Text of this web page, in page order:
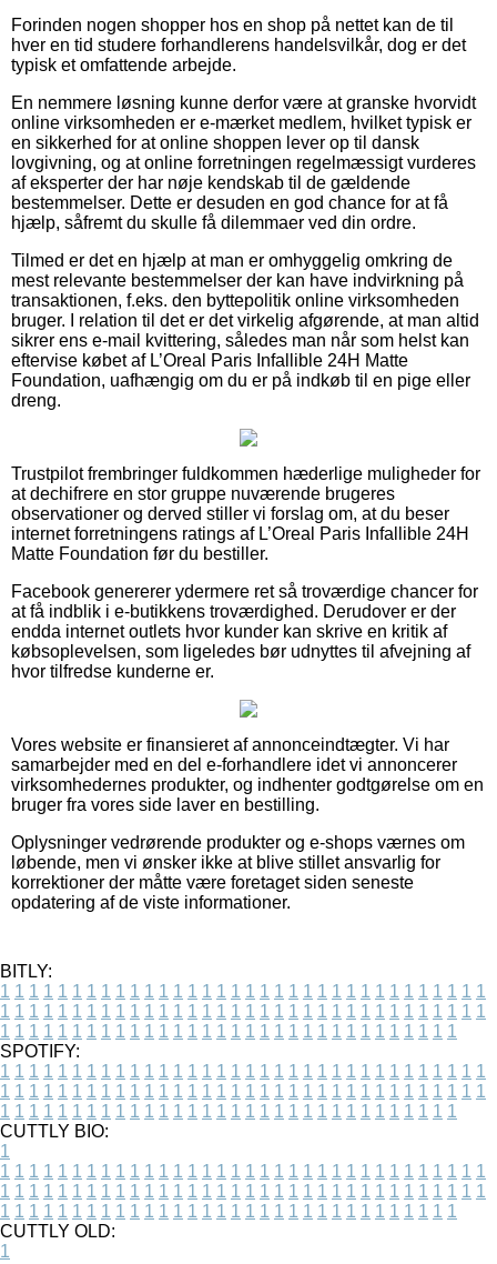
Forinden nogen shopper hos en shop på nettet kan de til
hver en tid studere forhandlerens handelsvilkår, dog er det
typisk et omfattende arbejde.
En nemmere løsning kunne derfor være at granske hvorvidt
online virksomheden er e-mærket medlem, hvilket typisk er
en sikkerhed for at online shoppen lever op til dansk
lovgivning, og at online forretningen regelmæssigt vurderes
af eksperter der har nøje kendskab til de gældende
bestemmelser. Dette er desuden en god chance for at få
hjælp, såfremt du skulle få dilemmaer ved din ordre.
Tilmed er det en hjælp at man er omhyggelig omkring de
mest relevante bestemmelser der kan have indvirkning på
transaktionen, f.eks. den byttepolitik online virksomheden
bruger. I relation til det er det virkelig afgørende, at man altid
sikrer ens e-mail kvittering, således man når som helst kan
eftervise købet af L’Oreal Paris Infallible 24H Matte
Foundation, uafhængig om du er på indkøb til en pige eller
dreng.
Trustpilot frembringer fuldkommen hæderlige muligheder for
at dechifrere en stor gruppe nuværende brugeres
observationer og derved stiller vi forslag om, at du beser
internet forretningens ratings af L’Oreal Paris Infallible 24H
Matte Foundation før du bestiller.
Facebook genererer ydermere ret så troværdige chancer for
at få indblik i e-butikkens troværdighed. Derudover er der
endda internet outlets hvor kunder kan skrive en kritik af
købsoplevelsen, som ligeledes bør udnyttes til afvejning af
hvor tilfredse kunderne er.
Vores website er finansieret af annonceindtægter. Vi har
samarbejder med en del e-forhandlere idet vi annoncerer
virksomhedernes produkter, og indhenter godtgørelse om en
bruger fra vores side laver en bestilling.
Oplysninger vedrørende produkter og e-shops værnes om
løbende, men vi ønsker ikke at blive stillet ansvarlig for
korrektioner der måtte være foretaget siden seneste
opdatering af de viste informationer.
BITLY:
1 1 1 1 1 1 1 1 1 1 1 1 1 1 1 1 1 1 1 1 1 1 1 1 1 1 1 1 1 1 1 1 1 1
1 1 1 1 1 1 1 1 1 1 1 1 1 1 1 1 1 1 1 1 1 1 1 1 1 1 1 1 1 1 1 1 1 1
1 1 1 1 1 1 1 1 1 1 1 1 1 1 1 1 1 1 1 1 1 1 1 1 1 1 1 1 1 1 1 1
SPOTIFY:
1 1 1 1 1 1 1 1 1 1 1 1 1 1 1 1 1 1 1 1 1 1 1 1 1 1 1 1 1 1 1 1 1 1
1 1 1 1 1 1 1 1 1 1 1 1 1 1 1 1 1 1 1 1 1 1 1 1 1 1 1 1 1 1 1 1 1 1
1 1 1 1 1 1 1 1 1 1 1 1 1 1 1 1 1 1 1 1 1 1 1 1 1 1 1 1 1 1 1 1
CUTTLY BIO:
1
1 1 1 1 1 1 1 1 1 1 1 1 1 1 1 1 1 1 1 1 1 1 1 1 1 1 1 1 1 1 1 1 1 1
1 1 1 1 1 1 1 1 1 1 1 1 1 1 1 1 1 1 1 1 1 1 1 1 1 1 1 1 1 1 1 1 1 1
1 1 1 1 1 1 1 1 1 1 1 1 1 1 1 1 1 1 1 1 1 1 1 1 1 1 1 1 1 1 1 1
CUTTLY OLD:
1